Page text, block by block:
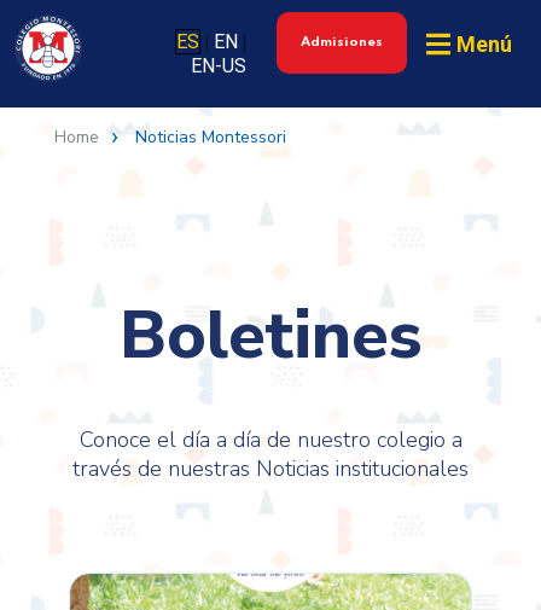
ES | EN |
EN-US
Admisiones Menú
Home Noticias Montessori
Boletines
Conoce el día a día de nuestro colegio a
través de nuestras Noticias institucionales